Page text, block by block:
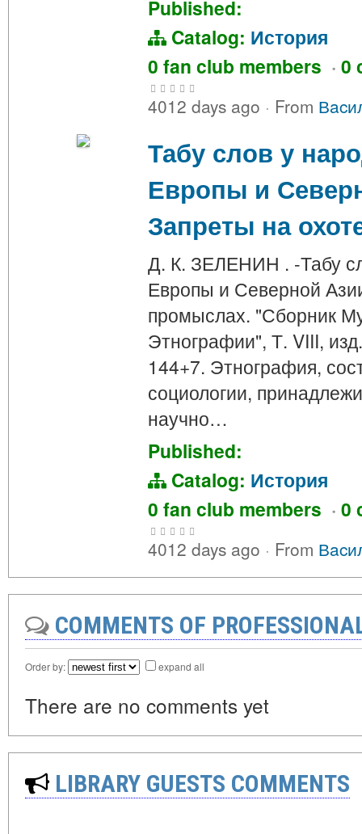
Published:
Catalog: История
0 fan club members · 0
4012 days ago · From
Табу слов у
Европы и
Запреты на
Д. К. ЗЕЛЕНИН . -Табу
Европы и Северной
промыслах. "Сборник
Этнографии", Т. VIII,
144+7. Этнография,
социологии,
научно…
Published:
Catalog: История
0 fan club members · 0
4012 days ago · From
COMMENTS OF
Order by: expand all
There are no comments yet
LIBRARY GUESTS COMMENTS